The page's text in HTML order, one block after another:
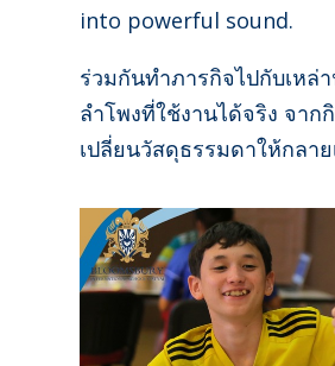
into powerful sound.
ร่วมกันทำภารกิจไปกับเหล่
ลำโพงที่ใช้งานได้จริง จา
เปลี่ยนวัสดุธรรมดาให้กลา